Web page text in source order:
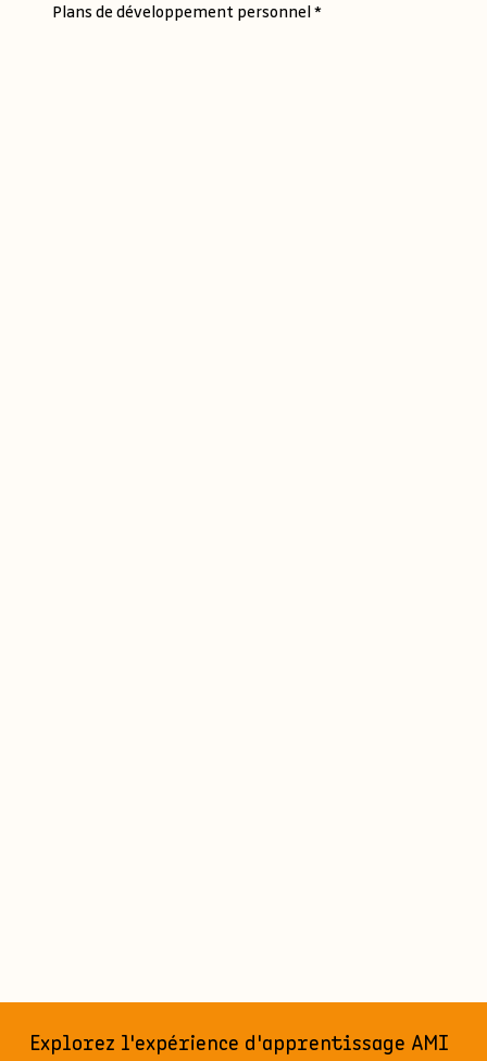
Explorez l'expérience d'apprentissage AMI
Plans de développement personnel *